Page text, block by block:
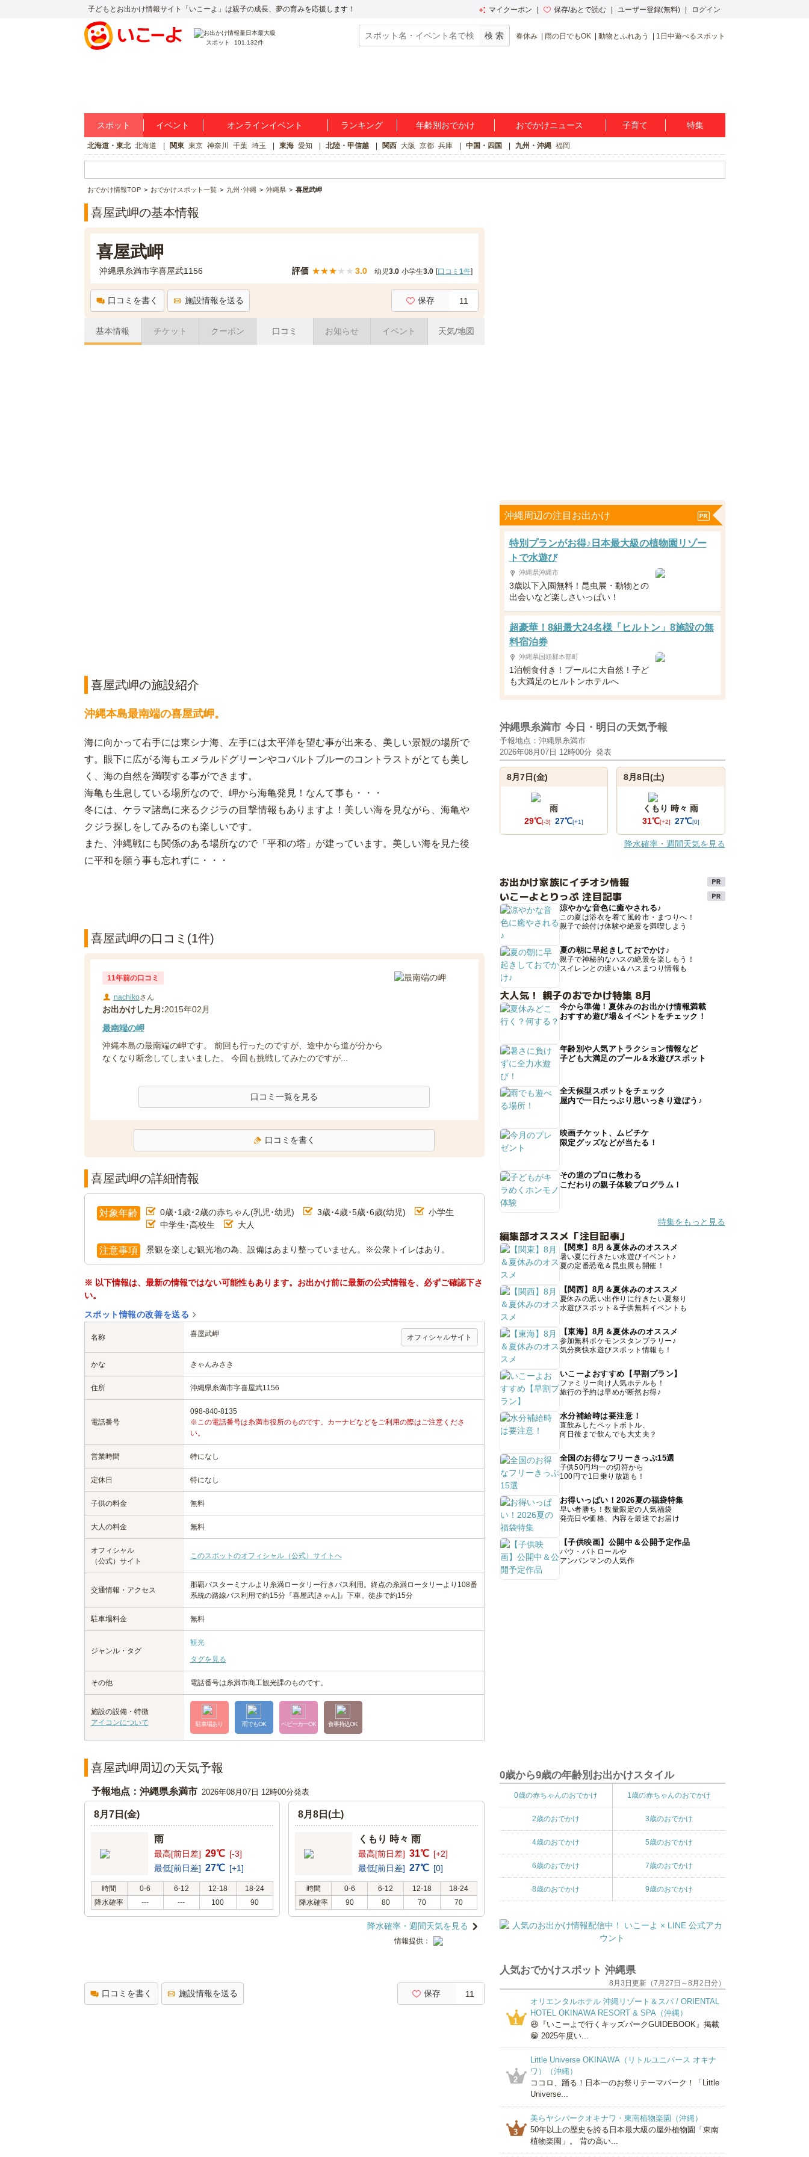
子どもとお出かけ情報サイト「いこーよ」は親子の成長、夢の育みを応援します！ マイクーポン 保存/あとで読む ユーザー登録(無料) ログイン
スポット 101,132件
春休み 雨の日でもOK 動物とふれあう 1日中遊べるスポット
スポット イベント オンラインイベント ランキング 年齢別おでかけ おでかけニュース 子育て 特集
北海道・東北 北海道 関東 東京 神奈川 千葉 埼玉 東海 愛知 北陸・甲信越 関西 大阪 京都 兵庫 中国・四国 九州・沖縄 福岡
おでかけ情報TOP おでかけスポット一覧 九州･沖縄 沖縄県 喜屋武岬
喜屋武岬の基本情報
喜屋武岬
沖縄県糸満市字喜屋武1156 評価 ★★★★ ★ 3.0 幼児3.0 小学生3.0 [口コミ 1件]
口コミを書く 施設情報を送る 保存 11
基本情報 チケット クーポン 口コミ お知らせ イベント 天気/地図
喜屋武岬の施設紹介
沖縄本島最南端の喜屋武岬。
海に向かって右手には東シナ海、左手には太平洋を望む事が出来る、美しい景観の場所で
す。眼下に広がる海もエメラルドグリーンやコバルトブルーのコントラストがとても美し
く、海の自然を満喫する事ができます。
海亀も生息している場所なので、岬から海亀発見！なんて事も・・・
冬には、ケラマ諸島に来るクジラの目撃情報もありますよ！美しい海を見ながら、海亀や
クジラ探しをしてみるのも楽しいです。
また、沖縄戦にも関係のある場所なので「平和の塔」が建っています。美しい海を見た後
に平和を願う事も忘れずに・・・
喜屋武岬の口コミ(1件)
11年前の口コミ
nachikoさん
お出かけした月:2015年02月
最南端の岬
沖縄本島の最南端の岬です。 前回も行ったのですが、途中から道が分から
なくなり断念してしまいました。 今回も挑戦してみたのですが...
口コミ一覧を見る
口コミを書く
喜屋武岬の詳細情報
対象年齢 0歳･1歳･2歳の赤ちゃん(乳児･幼児) 3歳･4歳･5歳･6歳(幼児)
小学生
中学生･高校生
大人
注意事項 景観を楽しむ観光地の為、設備はあまり整っていません。※公衆トイレはあり。
※ 以下情報は、最新の情報ではない可能性もあります。お出かけ前に最新の公式情報を、必ずご確認下さ
い。
スポット情報の改善を送る
名称 喜屋武岬 オフィシャルサイト
かな きゃんみさき
住所 沖縄県糸満市字喜屋武1156
電話番号
098-840-8135
※この電話番号は糸満市役所のものです。カーナビなどをご利用の際はご注意くださ
い。
営業時間 特になし
定休日 特になし
子供の料金 無料
大人の料金 無料
オフィシャル
（公式）サイト
このスポットのオフィシャル（公式）サイトへ
交通情報・アクセス
那覇バスターミナルより糸満ロータリー行きバス利用。終点の糸満ロータリーより108番
系統の路線バス利用で約15分『喜屋武[きゃん]』下車。徒歩で約15分
駐車場料金 無料
ジャンル・タグ
観光
タグを見る
その他 電話番号は糸満市商工観光課のものです。
施設の設備・特徴
アイコンについて
駐車場あり 雨でもOK ベビーカーOK 食事持込OK
喜屋武岬周辺の天気予報
予報地点：沖縄県糸満市 2026年08月07日 12時00分発表
8月7日(金)
雨
最高[前日差] 29℃ [-3]
最低[前日差] 27℃ [+1]
時間 0-6 6-12 12-18
18-24
降水確率
--- --- 100 90
8月8日(土)
くもり 時々 雨
最高[前日差] 31℃ [+2]
最低[前日差] 27℃ [0]
時間 0-6 6-12 12-18
18-24
降水確率
90 80 70 70
降水確率・週間天気を見る
情報提供：
口コミを書く 施設情報を送る 保存 11
沖縄周辺の注目お出かけ
特別プランがお得♪日本最大級の植物園リゾー
トで水遊び
沖縄県沖縄市
3歳以下入園無料！昆虫展・動物との
出会いなど楽しさいっぱい！
超豪華！8組最大24名様「ヒルトン」8施設の無
料宿泊券
沖縄県国頭郡本部町
1泊朝食付き！プールに大自然！子ど
も大満足のヒルトンホテルへ
沖縄県糸満市 今日・明日の天気予報
予報地点：沖縄県糸満市
2026年08月07日 12時00分 発表
8月7日(金)
雨
29℃[-3] 27℃[+1]
8月8日(土)
くもり 時々 雨
31℃[+2] 27℃[0]
降水確率・週間天気を見る
お出かけ家族にイチオシ情報
いこーよとりっぷ 注目記事
涼やかな音色に癒やされる♪
この夏は浴衣を着て風鈴市・まつりへ！
親子で絵付け体験や絶景を満喫しよう
夏の朝に早起きしておでかけ♪
親子で神秘的なハスの絶景を楽しもう！
スイレンとの違い＆ハスまつり情報も
大人気！ 親子のおでかけ特集 8月
今から準備！夏休みのお出かけ情報満載
おすすめ遊び場＆イベントをチェック！
年齢別や人気アトラクション情報など
子ども大満足のプール＆水遊びスポット
全天候型スポットをチェック
屋内で一日たっぷり思いっきり遊ぼう♪
映画チケット、ムビチケ
限定グッズなどが当たる！
その道のプロに教わる
こだわりの親子体験プログラム！
特集をもっと見る
編集部オススメ「注目記事」
【関東】8月＆夏休みのオススメ
暑い夏に行きたい水遊びイベント♪
夏の定番恐竜＆昆虫展も開催！
【関西】8月＆夏休みのオススメ
夏休みの思い出作りに行きたい夏祭り
水遊びスポット＆子供無料イベントも
【東海】8月＆夏休みのオススメ
参加無料ポケモンスタンプラリー♪
気分爽快水遊びスポット情報も！
いこーよおすすめ【早割プラン】
ファミリー向け人気ホテルも！
旅行の予約は早めが断然お得♪
水分補給時は要注意！
直飲みしたペットボトル、
何日後まで飲んでも大丈夫？
全国のお得なフリーきっぷ15選
子供50円均一の切符から
100円で1日乗り放題も！
お得いっぱい！2026夏の福袋特集
早い者勝ち！数量限定の人気福袋
発売日や価格、内容を最速でお届け
【子供映画】公開中＆公開予定作品
パウ・パトロールや
アンパンマンの人気作
0歳から9歳の年齢別お出かけスタイル
0歳の赤ちゃんのおでかけ 1歳の赤ちゃんのおでかけ
2歳のおでかけ 3歳のおでかけ
4歳のおでかけ 5歳のおでかけ
6歳のおでかけ 7歳のおでかけ
8歳のおでかけ 9歳のおでかけ
人気おでかけスポット 沖縄県
8月3日更新（7月27日～8月2日分）
1
オリエンタルホテル 沖縄リゾート＆スパ / ORIENTAL
HOTEL OKINAWA RESORT & SPA（沖縄）
😆『いこーよで行くキッズパークGUIDEBOOK』掲載
😁 2025年度い...
2
Little Universe OKINAWA（リトルユニバース オキナ
ワ）（沖縄）
ココロ、踊る！日本一のお祭りテーマパーク！「Little
Universe...
3
美らヤシパークオキナワ・東南植物楽園（沖縄）
50年以上の歴史を誇る日本最大級の屋外植物園「東南
植物楽園」。 背の高い...